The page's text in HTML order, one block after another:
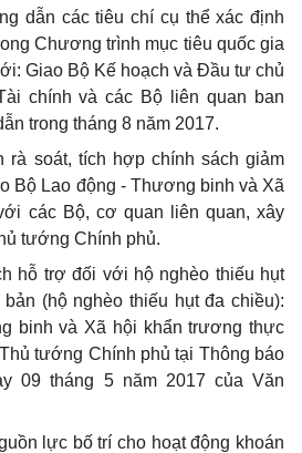
dẫn các tiêu chí cụ thể xác định
Chương trình mục tiêu quốc gia
Giao Bộ Kế hoạch và Đầu tư chủ
chính và các Bộ liên quan ban
trong tháng 8 năm 2017.
rà soát, tích hợp chính sách giảm
Bộ Lao động - Thương binh và Xã
các Bộ, cơ quan liên quan, xây
tướng Chính phủ.
hỗ trợ đối với hộ nghèo thiếu hụt
(hộ nghèo thiếu hụt đa chiều):
binh và Xã hội khẩn trương thực
tướng Chính phủ tại Thông báo
09 tháng 5 năm 2017 của Văn
lực bố trí cho hoạt động khoán